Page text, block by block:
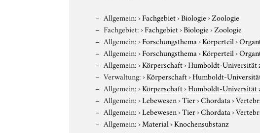
Allgemein:›Fachgebiet›Biologie›Zoologie
Fachgebiet:›Fachgebiet›Biologie›Zoologie
Allgemein:›Forschungsthema›Körperteil›
Allgemein:›Forschungsthema›Körperteil›
Allgemein:›Körperschaft›Humboldt-Universität
Verwaltung:›Körperschaft›Humboldt-
Allgemein:›Körperschaft›Humboldt-Universität
Allgemein:›Lebewesen›Tier›Chordata›
Allgemein:›Lebewesen›Tier›Chordata›
Allgemein:›Material›Knochensubstanz